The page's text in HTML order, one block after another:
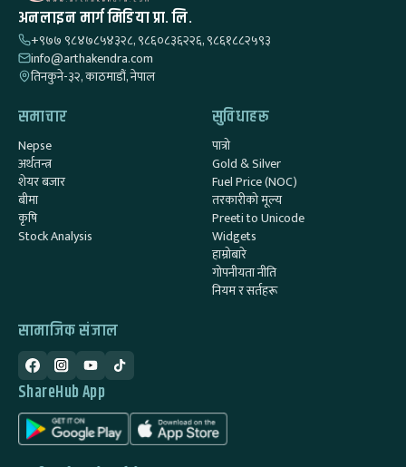
अनलाइन मार्ग मिडिया प्रा. लि.
+९७७ ९८४७८५४३२८, ९८६०८३६२२६, ९८६१८८२५९३
info@arthakendra.com
तिनकुने-३२, काठमाडौं, नेपाल
समाचार
Nepse
अर्थतन्त्र
शेयर बजार
बीमा
कृषि
Stock Analysis
सुविधाहरू
पात्रो
Gold & Silver
Fuel Price (NOC)
तरकारीको मूल्य
Preeti to Unicode
Widgets
हाम्रोबारे
गोपनीयता नीति
नियम र सर्तहरू
सामाजिक संजाल
ShareHub App